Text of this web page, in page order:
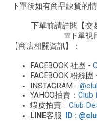
下單後如有商品缺貨的
下單前請詳閱【交
❕❕❕下單視
【商店相關資訊】：
FACEBOOK 社團 -
FACEBOOK 粉絲團
INSTAGRAM -
YAHOO拍賣： Club
蝦皮拍賣： Club
LINE客服 ID :